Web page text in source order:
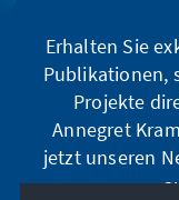
Erhalten Sie
Publikationen,
Projekte
Annegret
jetzt unseren